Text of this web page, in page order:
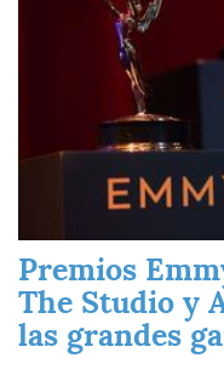
Premios
The Studio y
las grandes